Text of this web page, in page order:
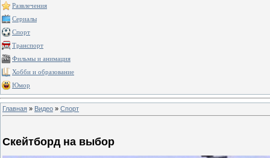
Развлечения
Сериалы
Спорт
Транспорт
Фильмы и анимация
Хобби и образование
Юмор
Главная » Видео » Спорт
Скейтборд на выбор